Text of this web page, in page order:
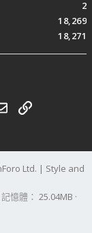
2
18,269
18,271
電子郵件
連結
Ltd. | Style and
記憶體 25.04MB